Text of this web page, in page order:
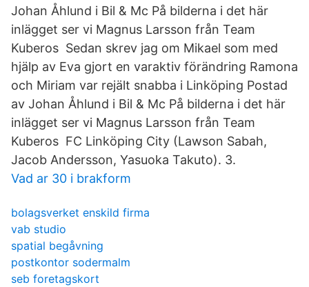
Johan Åhlund i Bil & Mc På bilderna i det här
inlägget ser vi Magnus Larsson från Team
Kuberos Sedan skrev jag om Mikael som med
hjälp av Eva gjort en varaktiv förändring Ramona
och Miriam var rejält snabba i Linköping Postad
av Johan Åhlund i Bil & Mc På bilderna i det här
inlägget ser vi Magnus Larsson från Team
Kuberos FC Linköping City (Lawson Sabah,
Jacob Andersson, Yasuoka Takuto). 3.
Vad ar 30 i brakform
bolagsverket enskild firma
vab studio
spatial begåvning
postkontor sodermalm
seb foretagskort